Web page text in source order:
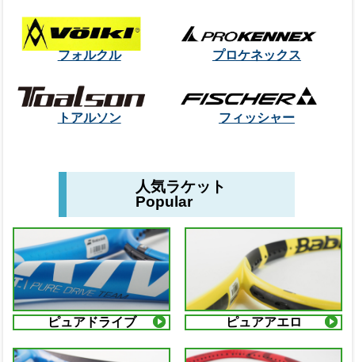
フォルクル プロケネックス
トアルソン フィッシャー
人気ラケット
Popular
ピュアドライブ ピュアアエロ